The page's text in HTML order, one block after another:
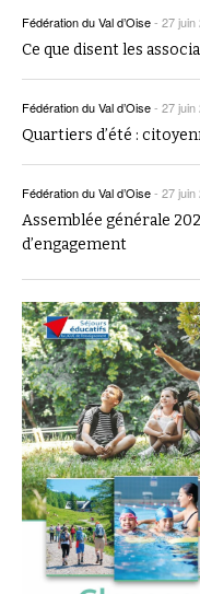
Fédération du Val d’Oise- 27 juin
Ce que disent les
Fédération du Val d’Oise- 27 juin
Quartiers d’été :
Fédération du Val d’Oise- 27 juin
Assemblée générale
d’engagement